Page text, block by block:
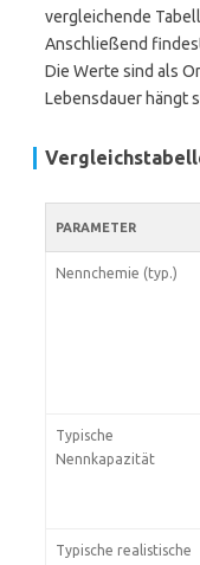
vergleichende
Anschließend
Die Werte sind als
Lebensdauer hängt
PARAMETER
Nennchemie (typ.)
Typische
Nennkapazität
Typische realistische